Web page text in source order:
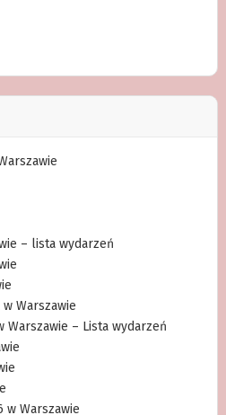
– lista wydarzeń
Warszawie
Warszawie – Lista wydarzeń
w Warszawie